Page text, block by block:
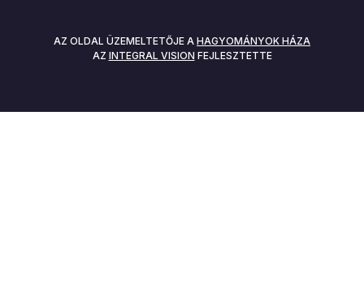
AZ OLDAL ÜZEMELTETŐJE A HAGYOMÁNYOK HÁZA
AZ INTEGRAL VISION FEJLESZTETTE